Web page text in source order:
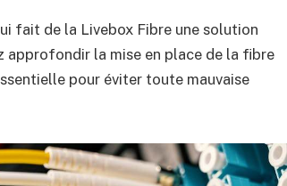
fait de la Livebox Fibre une solution
approfondir la mise en place de la fibre
pour éviter toute mauvaise